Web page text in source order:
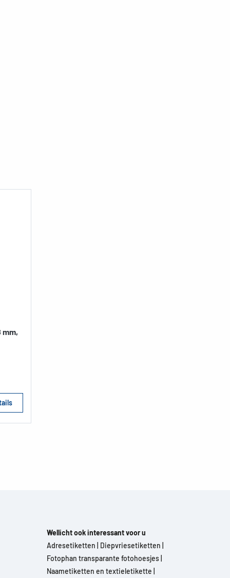
Wellicht ook interessant voor u
Adresetiketten
Diepvriesetiketten
Fotophan transparante fotohoesjes
Naametiketten en textieletikette